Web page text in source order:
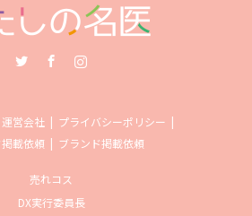
運営会社
プライバシーポリシー
載依頼
ブランド掲載依頼
売れコス
DX実行委員長